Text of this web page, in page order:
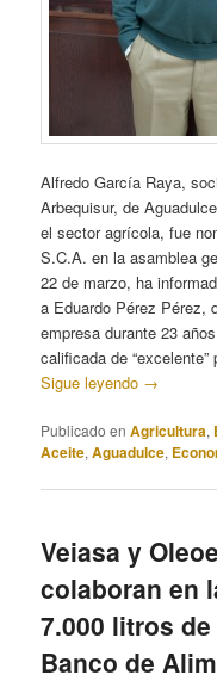
Alfredo García Raya,
Arbequisur, de
el sector agrícola, fue
S.C.A. en la asamblea
22 de marzo, ha
a Eduardo Pérez Pérez,
empresa durante 23
calificada de
Sigue leyendo →
Publicado en Agricultura,
Aceite,Aguadulce,
Veiasa y
colaboran en
7.000 litros
Banco de